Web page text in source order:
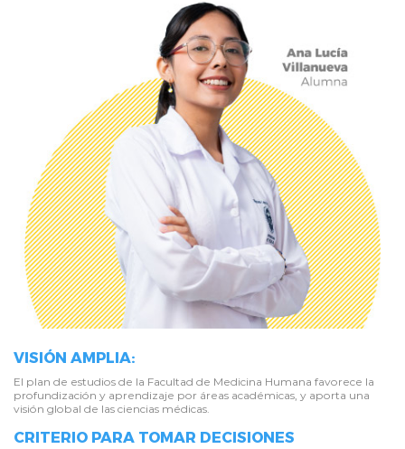
VISIÓN AMPLIA:
El plan de estudios de la Facultad de Medicina Humana favorece la
profundización y aprendizaje por áreas académicas, y aporta una
visión global de las ciencias médicas.
CRITERIO PARA TOMAR DECISIONES